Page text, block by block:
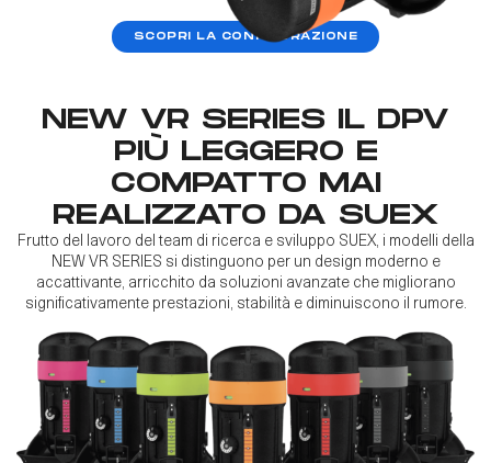
SCOPRI LA CONFIGURAZIONE
NEW VR SERIES IL DPV
PIÙ LEGGERO E
COMPATTO MAI
REALIZZATO DA SUEX
Frutto del lavoro del team di ricerca e sviluppo SUEX, i modelli della
NEW VR SERIES si distinguono per un design moderno e
accattivante, arricchito da soluzioni avanzate che migliorano
significativamente prestazioni, stabilità e diminuiscono il rumore.